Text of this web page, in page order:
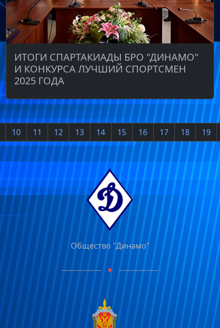
ИТОГИ СПАРТАКИАДЫ БРО "ДИНАМО"
И КОНКУРСА ЛУЧШИЙ СПОРТСМЕН
2025 ГОДА
10 11 12 13 14 15 16 17 18 19
Общество "Динамо"